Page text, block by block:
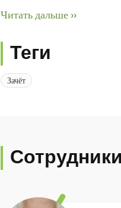
Читать дальше ››
Теги
Зачёт